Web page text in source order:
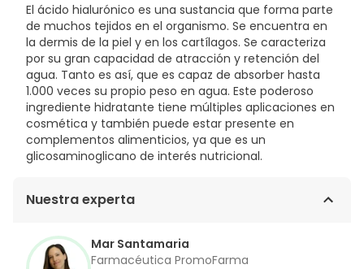
El ácido hialurónico es una sustancia que forma parte
de muchos tejidos en el organismo. Se encuentra en
la dermis de la piel y en los cartílagos. Se caracteriza
por su gran capacidad de atracción y retención del
agua. Tanto es así, que es capaz de absorber hasta
1.000 veces su propio peso en agua. Este poderoso
ingrediente hidratante tiene múltiples aplicaciones en
cosmética y también puede estar presente en
complementos alimenticios, ya que es un
glicosaminoglicano de interés nutricional.
Nuestra experta
Mar Santamaria
Farmacéutica PromoFarma